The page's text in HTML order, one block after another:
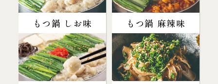
もつ鍋 しお味 もつ鍋 麻辣味